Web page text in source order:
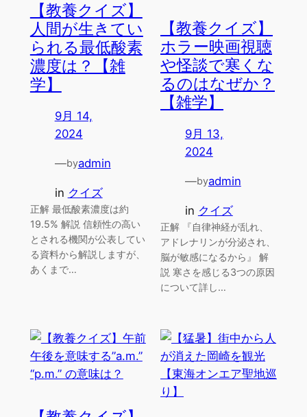
【教養クイズ】
人間が生きてい
られる最低酸素
濃度は？【雑
学】
9月 14,
2024
—byadmin
in クイズ
正解 最低酸素濃度は約
19.5% 解説 信頼性の高い
とされる機関が公表してい
る資料から解説しますが、
あくまで…
【教養クイズ】
ホラー映画視聴
や怪談で寒くな
るのはなぜか？
【雑学】
9月 13,
2024
—byadmin
in クイズ
正解 『自律神経が乱れ、
アドレナリンが分泌され、
脳が敏感になるから』 解
説 寒さを感じる3つの原因
について詳し…